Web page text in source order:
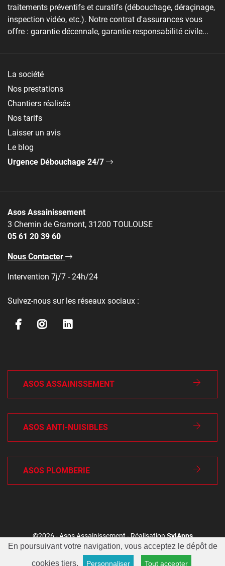
En poursuivant votre navigation, vous acceptez le dépôt de
cookies tiers.
Personnaliser Tout accepter
traitements préventifs et curatifs (débouchage, déraçinage,
inspection vidéo, etc.). Notre contrat d'assurances vous
offre : garantie décennale, garantie responsabilité civile...
La société
Nos prestations
Chantiers réalisés
Nos tarifs
Laisser un avis
Le blog
Urgence Débouchage 24/7
Asos Assainissement
3 Chemin de Gramont, 31200 TOULOUSE
05 61 20 39 60
Nous Contacter
Intervention 7j/7 - 24h/24
Suivez-nous sur les réseaux sociaux :
ASOS ASSAINISSEMENT
ASOS ANTI-NUISIBLES
ASOS PLOMBERIE
©2026 - Asos Assainissement - RéalisationSylApps
Conditions générales
Mentions légales